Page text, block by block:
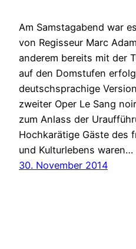
Am Samstagabend war
von Regisseur Marc
anderem bereits mit der
auf den Domstufen
deutschsprachige
zweiter Oper Le Sang
zum Anlass der
Hochkarätige Gäste des
und Kulturlebens waren…
30. November 2014